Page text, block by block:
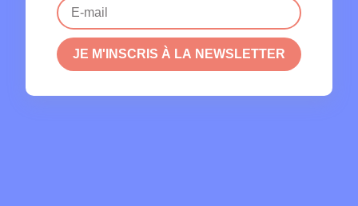
JE M'INSCRIS À LA NEWSLETTER